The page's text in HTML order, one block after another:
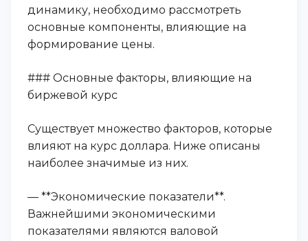
динамику, необходимо рассмотреть
основные компоненты, влияющие на
формирование цены.
### Основные факторы, влияющие на
биржевой курс
Существует множество факторов, которые
влияют на курс доллара. Ниже описаны
наиболее значимые из них.
— **Экономические показатели**.
Важнейшими экономическими
показателями являются валовой